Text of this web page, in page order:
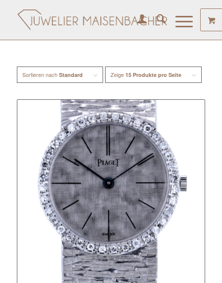
Sortieren nach Standard Zeige 15 Produkte pro Seite